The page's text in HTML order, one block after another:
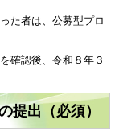
た者は、公募型プロ
確認後、令和８年３
提出（必須）